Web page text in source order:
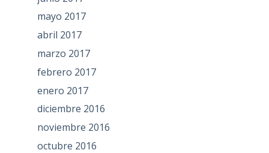
mayo 2017
abril 2017
marzo 2017
febrero 2017
enero 2017
diciembre 2016
noviembre 2016
octubre 2016